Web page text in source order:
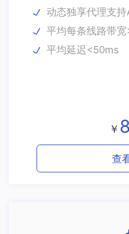
动态独享代理支
平均每条线路带
平均延迟<50ms
￥ 8
查